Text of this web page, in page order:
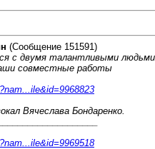
(Сообщение 151591)
с двумя талантливыми людьми
совместные работы
Вячеслава Бондаренко.